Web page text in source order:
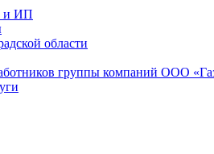
и ИП
области
группы компаний ООО